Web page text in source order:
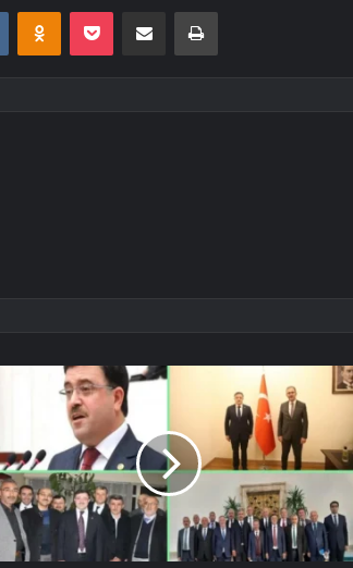
VKontakteOdnoklassniki
Pocket E-Posta ile paylaş Yazdır